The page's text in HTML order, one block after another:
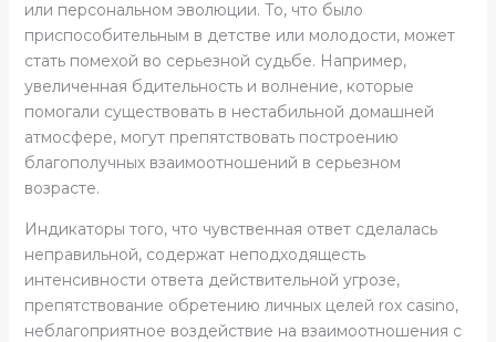
или персональном эволюции. То, что было
приспособительным в детстве или молодости, может
стать помехой во серьезной судьбе. Например,
увеличенная бдительность и волнение, которые
помогали существовать в нестабильной домашней
атмосфере, могут препятствовать построению
благополучных взаимоотношений в серьезном
возрасте.
Индикаторы того, что чувственная ответ сделалась
неправильной, содержат неподходящесть
интенсивности ответа действительной угрозе,
препятствование обретению личных целей rox casino,
неблагоприятное воздействие на взаимоотношения с